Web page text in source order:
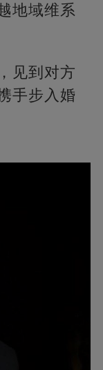
地域维系
见到对方
手步入婚